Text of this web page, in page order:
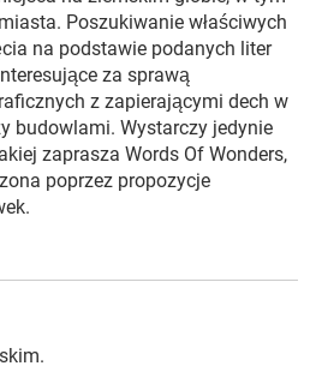
Poszukiwanie właściwych
na podstawie podanych liter
za sprawą
z zapierającymi dech w
budowlami. Wystarczy jedynie
zaprasza Words Of Wonders,
poprzez propozycje